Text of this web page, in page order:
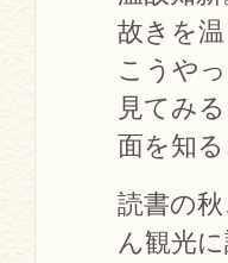
故きを
こうや
見てみ
面を知
読書の
ん観光